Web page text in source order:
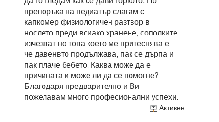
препоръка на педиатър слагам с
капкомер физиологичен разтвор в
нослето преди всиако хранене, сополките
изчезват но това което ме притеснява е
че давенвто продължава, пак се дърпа и
пак плаче бебето. Каква може да е
причината и може ли да се помогне?
Благодаря предварително и Ви
пожелавам много професионални успехи.
Активен